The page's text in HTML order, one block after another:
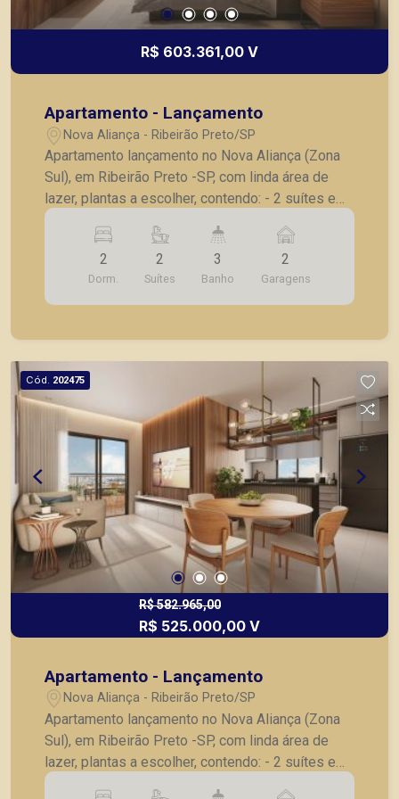
R$ 603.361,00 V
Apartamento - Lançamento
Nova Aliança - Ribeirão Preto/SP
Apartamento lançamento no Nova Aliança (Zona
Sul), em Ribeirão Preto -SP, com linda área de
lazer, plantas a escolher, contendo: - 2 suítes e
lavabo; - Sala 02 ambientes; - Cozinha; -
Lavanderia; - Varanda gourmet; - Laje técnica; -2
vagas de garagem . * Entrega prevista para
Dezembro de 2025 * Consultar valores
atualizados e unidades disponíveis.
2
Dorm.
2
Suítes
3
Banho
2
Garagens
Cód. 202475
R$ 582.965,00
R$ 525.000,00 V
Apartamento - Lançamento
Nova Aliança - Ribeirão Preto/SP
Apartamento lançamento no Nova Aliança (Zona
Sul), em Ribeirão Preto -SP, com linda área de
lazer, plantas a escolher, contendo: - 2 suítes e
lavabo; - Sala 02 ambientes; - Cozinha; -